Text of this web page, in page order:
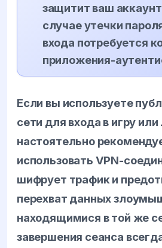
защитит ваш
случае утечки
входа потребуется
приложения-
Если вы используете
сети для входа в игру или
настоятельно
использовать VPN-
шифрует трафик и
перехват данных
находящимися в той же
завершения сеанса